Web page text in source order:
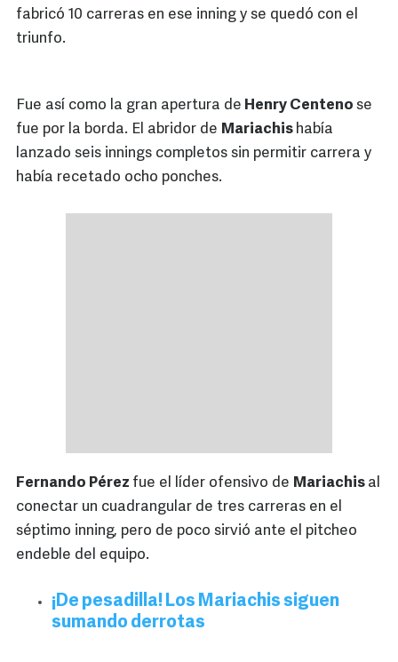
fabricó 10 carreras en ese inning y se quedó con el
triunfo.
Fue así como la gran apertura de Henry Centeno se
fue por la borda. El abridor de Mariachis había
lanzado seis innings completos sin permitir carrera y
había recetado ocho ponches.
Fernando Pérez fue el líder ofensivo de Mariachis al
conectar un cuadrangular de tres carreras en el
séptimo inning, pero de poco sirvió ante el pitcheo
endeble del equipo.
¡De pesadilla! Los Mariachis siguen
sumando derrotas